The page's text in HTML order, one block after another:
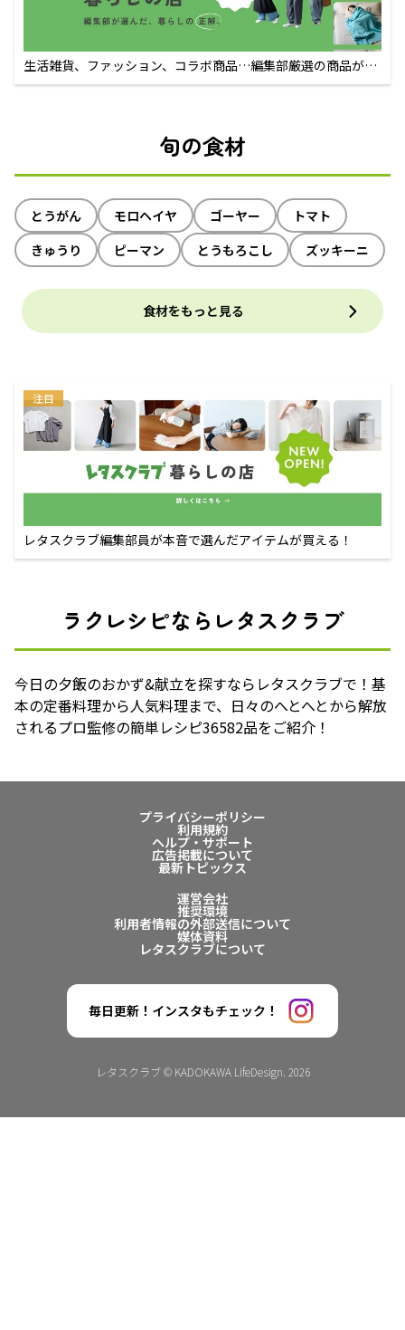
生活雑貨、ファッション、コラボ商品…編集部厳選の商品が買
えるECサイト
旬の食材
とうがん モロヘイヤ ゴーヤー
トマト
きゅうり
ピーマン とうもろこし ズッキーニ
食材をもっと見る
注目
レタスクラブ編集部員が本音で選んだアイテムが買える！
ラクレシピならレタスクラブ
今日の夕飯のおかず&献立を探すならレタスクラブで！基
本の定番料理から人気料理まで、日々のへとへとから解放
されるプロ監修の簡単レシピ36582品をご紹介！
プライバシーポリシー
利用規約
ヘルプ・サポート
広告掲載について
最新トピックス
運営会社
推奨環境
利用者情報の外部送信について
媒体資料
レタスクラブについて
毎日更新！インスタもチェック！
レタスクラブ © KADOKAWA LifeDesign. 2026